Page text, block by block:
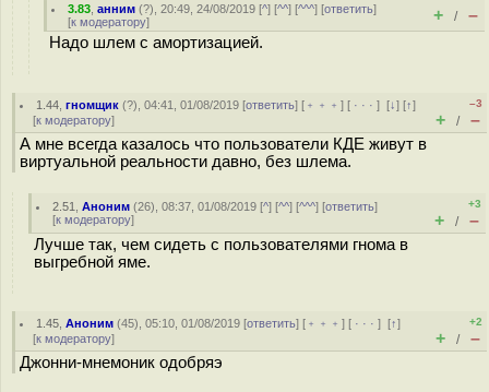
3.83 ,анним (?), 20:49, 24/08/2019 [^] [^^] [^^^] [ответить]
[к модератору] + / –
Надо шлем с амортизацией.
1.44 ,гномщик (?), 04:41, 01/08/2019 [ответить] [ ﹢﹢﹢] [ · · ·][↓] [↑]
[к модератору]
–3
+ / –
А мне всегда казалось что пользователи КДЕ живут в
виртуальной реальности давно, без шлема.
2.51 ,Аноним (26), 08:37, 01/08/2019 [^] [^^] [^^^] [ответить]
[к модератору]
+3
+ / –
Лучше так, чем сидеть с пользователями гнома в
выгребной яме.
1.45 ,Аноним (45), 05:10, 01/08/2019 [ответить] [ ﹢﹢﹢] [ · · ·][↑]
[к модератору]
+2
+ / –
Джонни-мнемоник одобряэ